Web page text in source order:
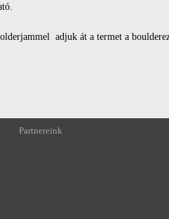
adjuk át a termet a
Partnereink